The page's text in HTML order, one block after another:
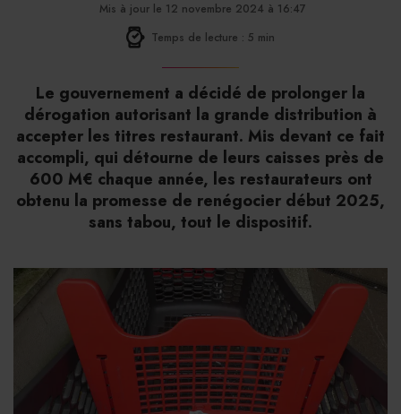
Mis à jour le 12 novembre 2024 à 16:47
Temps de lecture : 5 min
Le gouvernement a décidé de prolonger la
dérogation autorisant la grande distribution à
accepter les titres restaurant. Mis devant ce fait
accompli, qui détourne de leurs caisses près de
600 M€ chaque année, les restaurateurs ont
obtenu la promesse de renégocier début 2025,
sans tabou, tout le dispositif.